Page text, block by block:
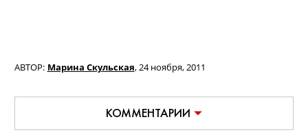
АВТОР: Марина Скульская,24 ноября, 2011
КОММЕНТАРИИ